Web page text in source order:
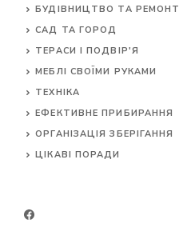
БУДІВНИЦТВО ТА РЕМОНТ
САД ТА ГОРОД
ТЕРАСИ І ПОДВІР'Я
МЕБЛІ СВОЇМИ РУКАМИ
ТЕХНІКА
ЕФЕКТИВНЕ ПРИБИРАННЯ
ОРГАНІЗАЦІЯ ЗБЕРІГАННЯ
ЦІКАВІ ПОРАДИ